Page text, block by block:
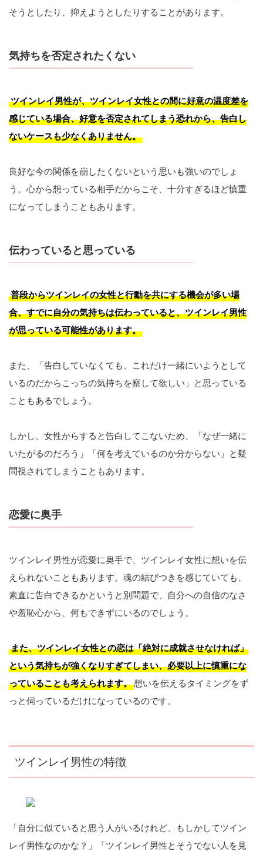
そうとしたり、抑えようとしたりすることがあります。
気持ちを否定されたくない
ツインレイ男性が、ツインレイ女性との間に好意の温度差を
感じている場合、好意を否定されてしまう恐れから、告白し
ないケースも少なくありません。
良好な今の関係を崩したくないという思いも強いのでしょ
う。心から想っている相手だからこそ、十分すぎるほど慎重
になってしまうこともあります。
伝わっていると思っている
普段からツインレイの女性と行動を共にする機会が多い場
合、すでに自分の気持ちは伝わっていると、ツインレイ男性
が思っている可能性があります。
また、「告白していなくても、これだけ一緒にいようとして
いるのだからこっちの気持ちを察して欲しい」と思っている
こともあるでしょう。
しかし、女性からすると告白してこないため、「なぜ一緒に
いたがるのだろう」「何を考えているのか分からない」と疑
問視されてしまうこともあります。
恋愛に奥手
ツインレイ男性が恋愛に奥手で、ツインレイ女性に想いを伝
えられないこともあります。魂の結びつきを感じていても、
素直に告白できるかというと別問題で、自分への自信のなさ
や羞恥心から、何もできずにいるのでしょう。
また、ツインレイ女性との恋は「絶対に成就させなければ」
という気持ちが強くなりすぎてしまい、必要以上に慎重にな
っていることも考えられます。想いを伝えるタイミングをず
っと伺っているだけになっているのです。
ツインレイ男性の特徴
「自分に似ていると思う人がいるけれど、もしかしてツイン
レイ男性なのかな？」「ツインレイ男性とそうでない人を見